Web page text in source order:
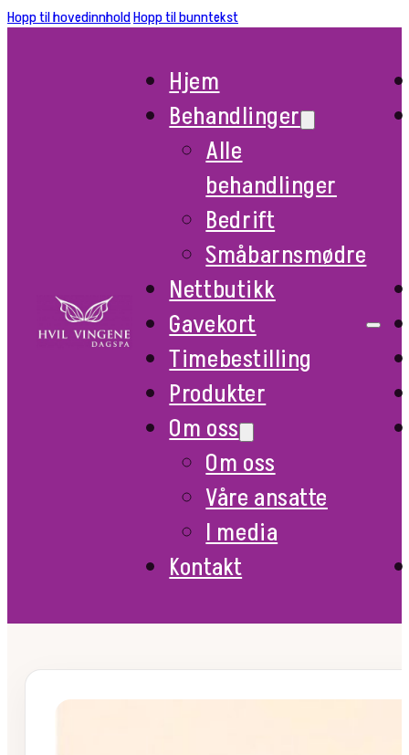
Hopp til hovedinnholdHopp til bunntekst
Hjem
Behandlinger
Alle
behandlinger
Bedrift
Småbarnsmødre
Nettbutikk
Gavekort
Timebestilling
Produkter
Om oss
Om oss
Våre ansatte
I media
Kontakt